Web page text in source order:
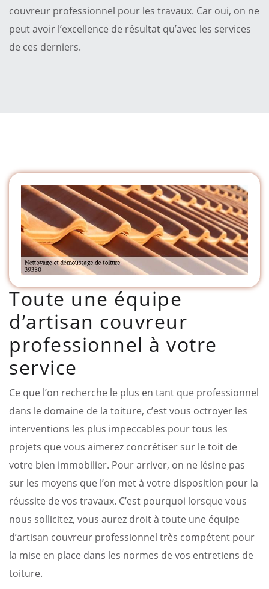
couvreur professionnel pour les travaux. Car oui, on ne
peut avoir l’excellence de résultat qu’avec les services
de ces derniers.
Toute une équipe
d’artisan couvreur
professionnel à votre
service
Ce que l’on recherche le plus en tant que professionnel
dans le domaine de la toiture, c’est vous octroyer les
interventions les plus impeccables pour tous les
projets que vous aimerez concrétiser sur le toit de
votre bien immobilier. Pour arriver, on ne lésine pas
sur les moyens que l’on met à votre disposition pour la
réussite de vos travaux. C’est pourquoi lorsque vous
nous sollicitez, vous aurez droit à toute une équipe
d’artisan couvreur professionnel très compétent pour
la mise en place dans les normes de vos entretiens de
toiture.